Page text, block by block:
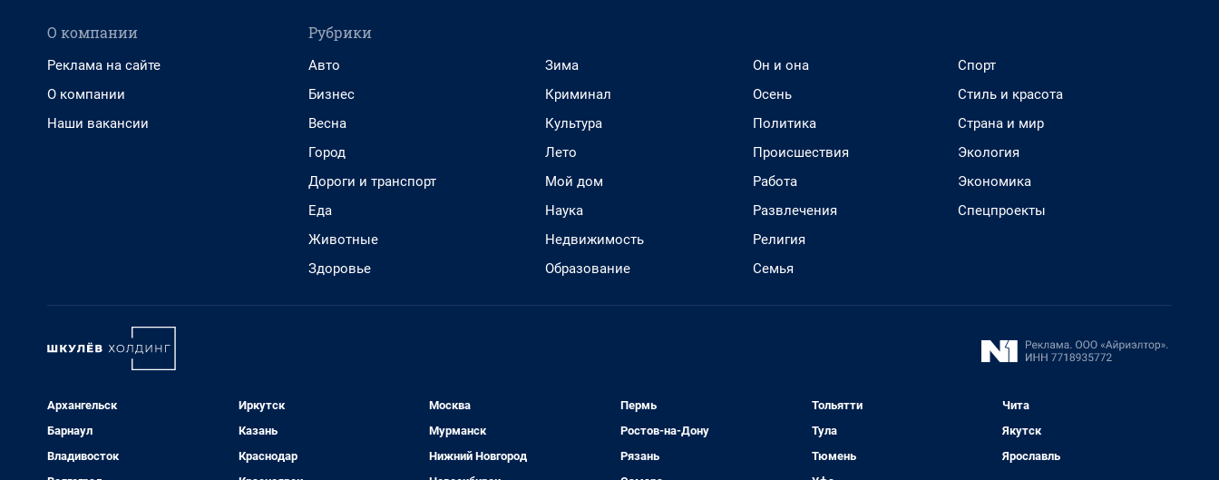
О компании
Реклама на сайте
О компании
Наши вакансии
Рубрики
Авто
Бизнес
Весна
Город
Дороги и транспорт
Еда
Животные
Здоровье
Зима
Криминал
Культура
Лето
Мой дом
Наука
Недвижимость
Образование
Он и она
Осень
Политика
Происшествия
Работа
Развлечения
Религия
Семья
Спорт
Стиль и красота
Страна и мир
Экология
Экономика
Спецпроекты
Архангельск
Барнаул
Владивосток
Иркутск
Казань
Краснодар
Москва
Мурманск
Нижний Новгород
Пермь
Ростов-на-Дону
Рязань
Тольятти
Тула
Тюмень
Чита
Якутск
Ярославль